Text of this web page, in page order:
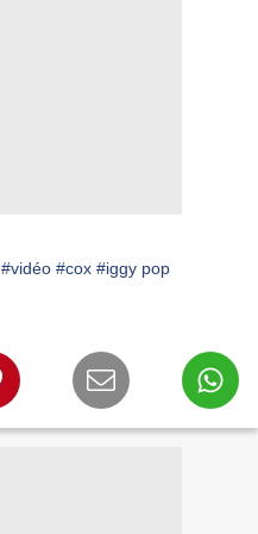
#vidéo #cox #iggy pop